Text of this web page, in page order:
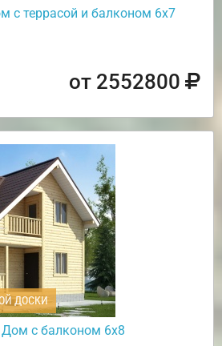
с террасой и балконом 6х7
от 2552800
ДОСКИ
с балконом 6х8